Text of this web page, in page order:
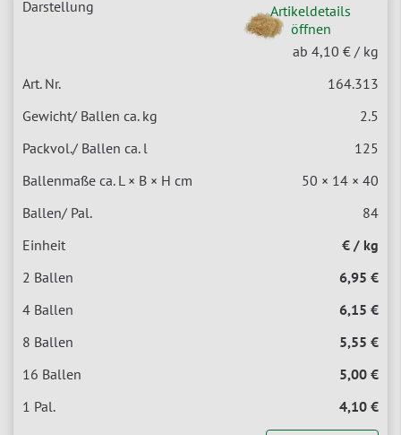
Artikeldetails
öffnen
ab 4,10 € / kg
164.313
2.5
125
50 × 14 × 40
84
€ / kg
6,95 €
6,15 €
5,55 €
5,00 €
4,10 €